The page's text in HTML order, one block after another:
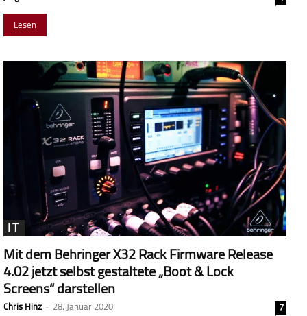
Lesen
IT
Mit dem Behringer X32 Rack Firmware Release
4.02 jetzt selbst gestaltete „Boot & Lock
Screens“ darstellen
Chris Hinz - 28. Januar 2020
7